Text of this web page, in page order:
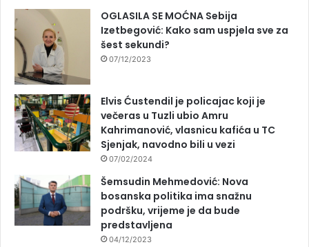
OGLASILA SE MOĆNA Sebija
Izetbegović: Kako sam uspjela sve za
šest sekundi?
07/12/2023
Elvis Ćustendil je policajac koji je
večeras u Tuzli ubio Amru
Kahrimanović, vlasnicu kafića u TC
Sjenjak, navodno bili u vezi
07/02/2024
Šemsudin Mehmedović: Nova
bosanska politika ima snažnu
podršku, vrijeme je da bude
predstavljena
04/12/2023